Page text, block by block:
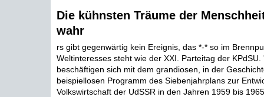
Die kühnsten Träume der
wahr
rs gibt gegenwärtig kein Ereignis, das *-* so im
Weltinteresses steht wie der XXI. Parteitag der
beschäftigen sich mit dem grandiosen, in der
beispiellosen Programm des Siebenjahrplans zur
Volkswirtschaft der UdSSR in den Jahren 1959 bis